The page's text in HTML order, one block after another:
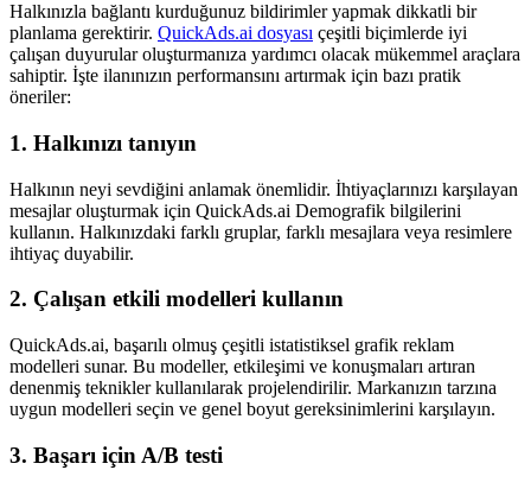
Halkınızla bağlantı kurduğunuz bildirimler yapmak dikkatli bir
planlama gerektirir. QuickAds.ai dosyası çeşitli biçimlerde iyi
çalışan duyurular oluşturmanıza yardımcı olacak mükemmel araçlara
sahiptir. İşte ilanınızın performansını artırmak için bazı pratik
öneriler:
1. Halkınızı tanıyın
Halkının neyi sevdiğini anlamak önemlidir. İhtiyaçlarınızı karşılayan
mesajlar oluşturmak için QuickAds.ai Demografik bilgilerini
kullanın. Halkınızdaki farklı gruplar, farklı mesajlara veya resimlere
ihtiyaç duyabilir.
2. Çalışan etkili modelleri kullanın
QuickAds.ai, başarılı olmuş çeşitli istatistiksel grafik reklam
modelleri sunar. Bu modeller, etkileşimi ve konuşmaları artıran
denenmiş teknikler kullanılarak projelendirilir. Markanızın tarzına
uygun modelleri seçin ve genel boyut gereksinimlerini karşılayın.
3. Başarı için A/B testi